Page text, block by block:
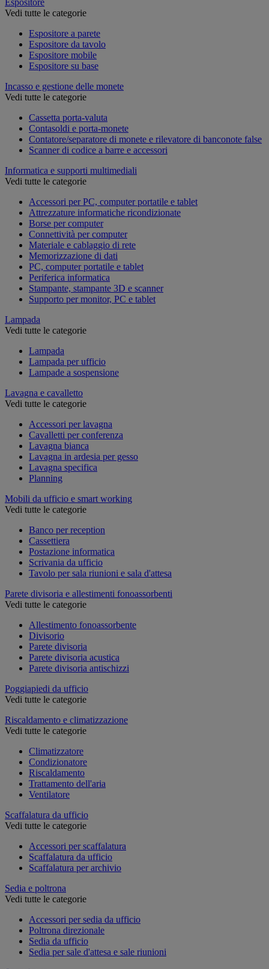
Vedi tutte le categorie
Espositore a parete
Espositore da tavolo
Espositore mobile
Espositore su base
Incasso e gestione delle monete
Vedi tutte le categorie
Cassetta porta-valuta
Contasoldi e porta-monete
Contatore/separatore di monete e rilevatore di banconote false
Scanner di codice a barre e accessori
Informatica e supporti multimediali
Vedi tutte le categorie
Accessori per PC, computer portatile e tablet
Attrezzature informatiche ricondizionate
Borse per computer
Connettività per computer
Materiale e cablaggio di rete
Memorizzazione di dati
PC, computer portatile e tablet
Periferica informatica
Stampante, stampante 3D e scanner
Supporto per monitor, PC e tablet
Lampada
Vedi tutte le categorie
Lampada
Lampada per ufficio
Lampade a sospensione
Lavagna e cavalletto
Vedi tutte le categorie
Accessori per lavagna
Cavalletti per conferenza
Lavagna bianca
Lavagna in ardesia per gesso
Lavagna specifica
Planning
Mobili da ufficio e smart working
Vedi tutte le categorie
Banco per reception
Cassettiera
Postazione informatica
Scrivania da ufficio
Tavolo per sala riunioni e sala d'attesa
Parete divisoria e allestimenti fonoassorbenti
Vedi tutte le categorie
Allestimento fonoassorbente
Divisorio
Parete divisoria
Parete divisoria acustica
Parete divisoria antischizzi
Poggiapiedi da ufficio
Vedi tutte le categorie
Riscaldamento e climatizzazione
Vedi tutte le categorie
Climatizzatore
Condizionatore
Riscaldamento
Trattamento dell'aria
Ventilatore
Scaffalatura da ufficio
Vedi tutte le categorie
Accessori per scaffalatura
Scaffalatura da ufficio
Scaffalatura per archivio
Sedia e poltrona
Vedi tutte le categorie
Accessori per sedia da ufficio
Poltrona direzionale
Sedia da ufficio
Sedia per sale d'attesa e sale riunioni